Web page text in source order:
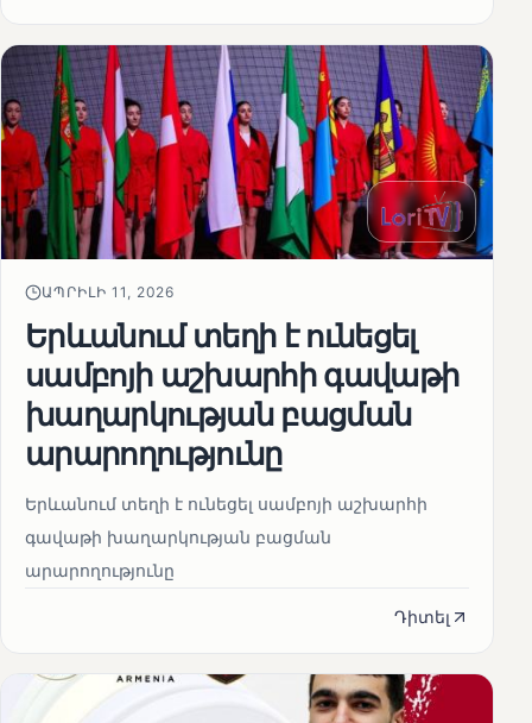
ԱՊՐԻԼԻ 11, 2026
Երևանում տեղի է ունեցել
սամբոյի աշխարհի գավաթի
խաղարկության բացման
արարողությունը
Երևանում տեղի է ունեցել սամբոյի աշխարհի
գավաթի խաղարկության բացման
արարողությունը
Դիտել